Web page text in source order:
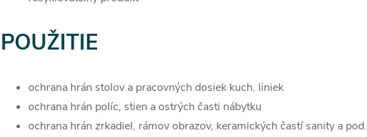
e
POUŽITIE
ochrana hrán stolov a pracovných dosiek kuch. liniek
ochrana hrán políc, stien a ostrých časti nábytku
ochrana hrán zrkadiel, rámov obrazov, keramických častí sanity a pod.